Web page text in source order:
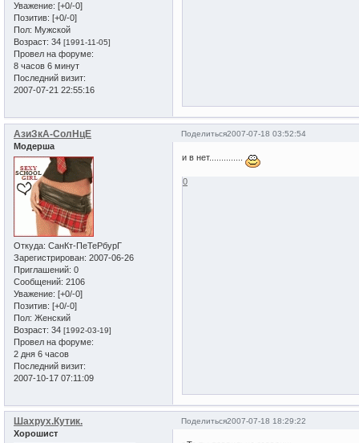
Уважение: [+0/-0]
Позитив: [+0/-0]
Пол: Мужской
Возраст: 34 [1991-11-05]
Провел на форуме:
8 часов 6 минут
Последний визит:
2007-07-21 22:55:16
Поделиться2007-07-18 03:52:54
АзиЗкА-СолНцЕ
Модерша
Откуда: СанКт-ПеТеРбурГ
Зарегистрирован: 2007-06-26
Приглашений: 0
Сообщений: 2106
Уважение: [+0/-0]
Позитив: [+0/-0]
Пол: Женский
Возраст: 34 [1992-03-19]
Провел на форуме:
2 дня 6 часов
Последний визит:
2007-10-17 07:11:09
и в нет..............
0
Поделиться2007-07-18 18:29:22
Шахрух.Кутик.
Хорошист